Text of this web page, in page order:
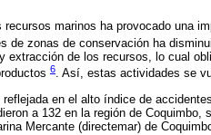
recursos marinos ha provocado una
de zonas de conservación ha
extracción de los recursos, lo cual
6. Así, estas actividades se
en el alto índice de
a 132 en la región de
Mercante (directemar) de